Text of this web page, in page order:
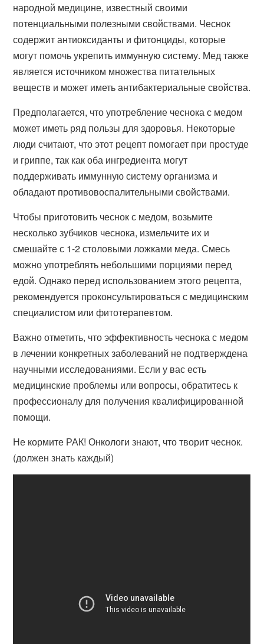
народной медицине, известный своими
потенциальными полезными свойствами. Чеснок
содержит антиоксиданты и фитонциды, которые
могут помочь укрепить иммунную систему. Мед также
является источником множества питательных
веществ и может иметь антибактериальные свойства.
Предполагается, что употребление чеснока с медом
может иметь ряд пользы для здоровья. Некоторые
люди считают, что этот рецепт помогает при простуде
и гриппе, так как оба ингредиента могут
поддерживать иммунную систему организма и
обладают противовоспалительными свойствами.
Чтобы приготовить чеснок с медом, возьмите
несколько зубчиков чеснока, измельчите их и
смешайте с 1-2 столовыми ложками меда. Смесь
можно употреблять небольшими порциями перед
едой. Однако перед использованием этого рецепта,
рекомендуется проконсультироваться с медицинским
специалистом или фитотерапевтом.
Важно отметить, что эффективность чеснока с медом
в лечении конкретных заболеваний не подтверждена
научными исследованиями. Если у вас есть
медицинские проблемы или вопросы, обратитесь к
профессионалу для получения квалифицированной
помощи.
Не кормите РАК! Онкологи знают, что творит чеснок.
(должен знать каждый)